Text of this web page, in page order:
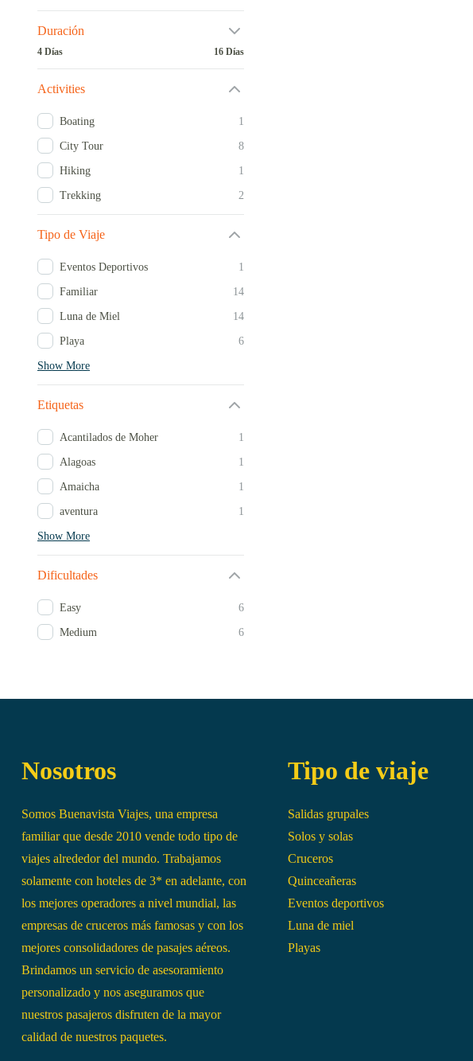
Duración
4 Días 16 Días
Activities
Boating 1
City Tour 8
Hiking 1
Trekking 2
Tipo de Viaje
Eventos Deportivos 1
Familiar 14
Luna de Miel 14
Playa 6
Show More
Etiquetas
Acantilados de Moher 1
Alagoas 1
Amaicha 1
aventura 1
Show More
Dificultades
Easy 6
Medium 6
Nosotros
Somos Buenavista Viajes, una empresa
familiar que desde 2010 vende todo tipo de
viajes alrededor del mundo. Trabajamos
solamente con hoteles de 3* en adelante, con
los mejores operadores a nivel mundial, las
empresas de cruceros más famosas y con los
mejores consolidadores de pasajes aéreos.
Brindamos un servicio de asesoramiento
personalizado y nos aseguramos que
nuestros pasajeros disfruten de la mayor
calidad de nuestros paquetes.
Tipo de viaje
Salidas grupales
Solos y solas
Cruceros
Quinceañeras
Eventos deportivos
Luna de miel
Playas